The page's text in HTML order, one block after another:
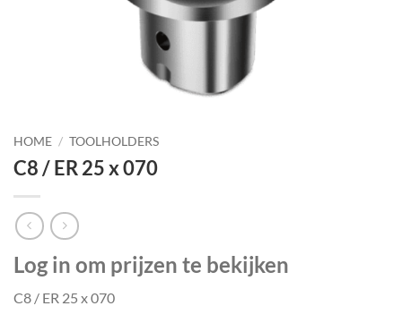
HOME / TOOLHOLDERS
C8 / ER 25 x 070
Log in om prijzen te bekijken
C8 / ER 25 x 070